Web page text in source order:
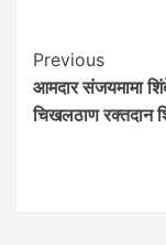
Post
Previous
आमदार संजयमामा
चिखलठाण रक्तदान